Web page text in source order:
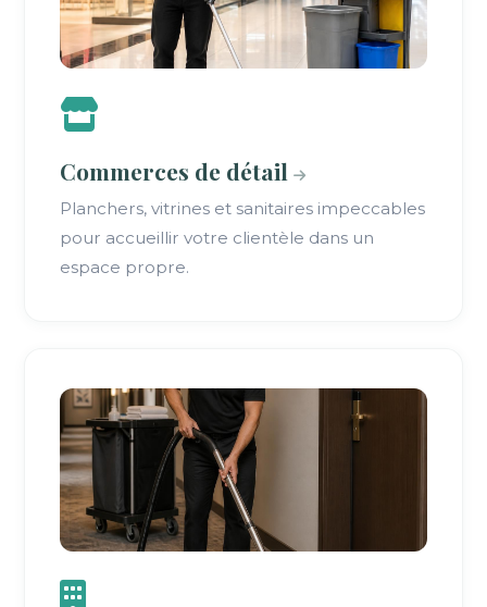
Commerces de détail
Planchers, vitrines et sanitaires impeccables
pour accueillir votre clientèle dans un
espace propre.